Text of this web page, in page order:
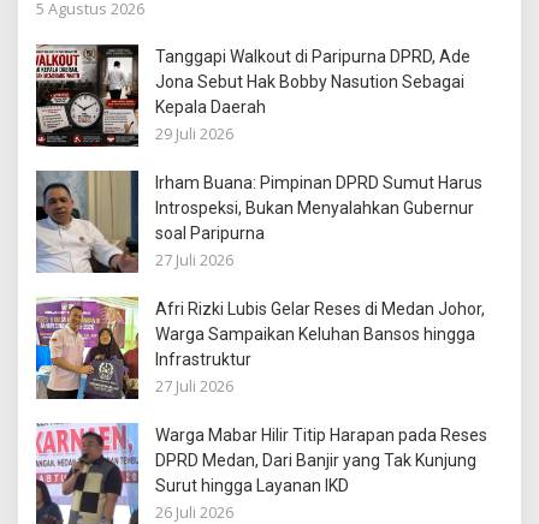
5 Agustus 2026
Tanggapi Walkout di Paripurna DPRD, Ade
Jona Sebut Hak Bobby Nasution Sebagai
Kepala Daerah
29 Juli 2026
Irham Buana: Pimpinan DPRD Sumut Harus
Introspeksi, Bukan Menyalahkan Gubernur
soal Paripurna
27 Juli 2026
Afri Rizki Lubis Gelar Reses di Medan Johor,
Warga Sampaikan Keluhan Bansos hingga
Infrastruktur
27 Juli 2026
Warga Mabar Hilir Titip Harapan pada Reses
DPRD Medan, Dari Banjir yang Tak Kunjung
Surut hingga Layanan IKD
26 Juli 2026